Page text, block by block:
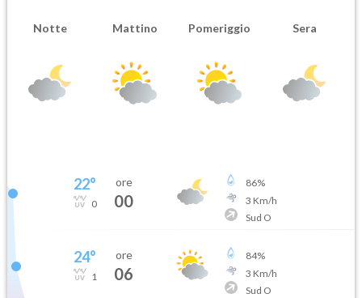
Notte Mattino Pomeriggio Sera
22°
0
ore
00
86%
3 Km/h
Sud O
24°
1
ore
06
84%
3 Km/h
Sud O